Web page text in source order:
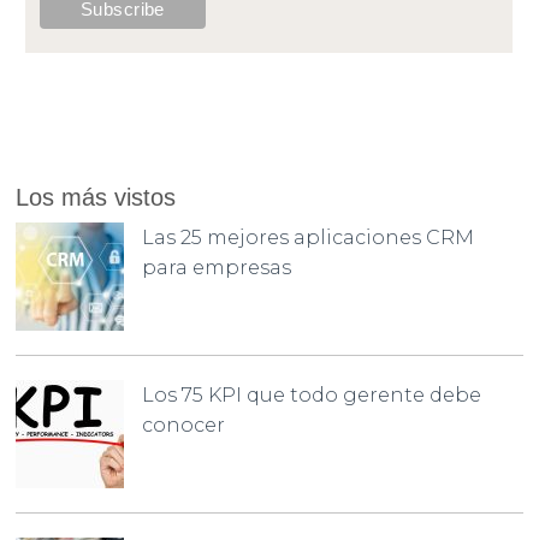
Los más vistos
Las 25 mejores aplicaciones CRM
para empresas
Los 75 KPI que todo gerente debe
conocer